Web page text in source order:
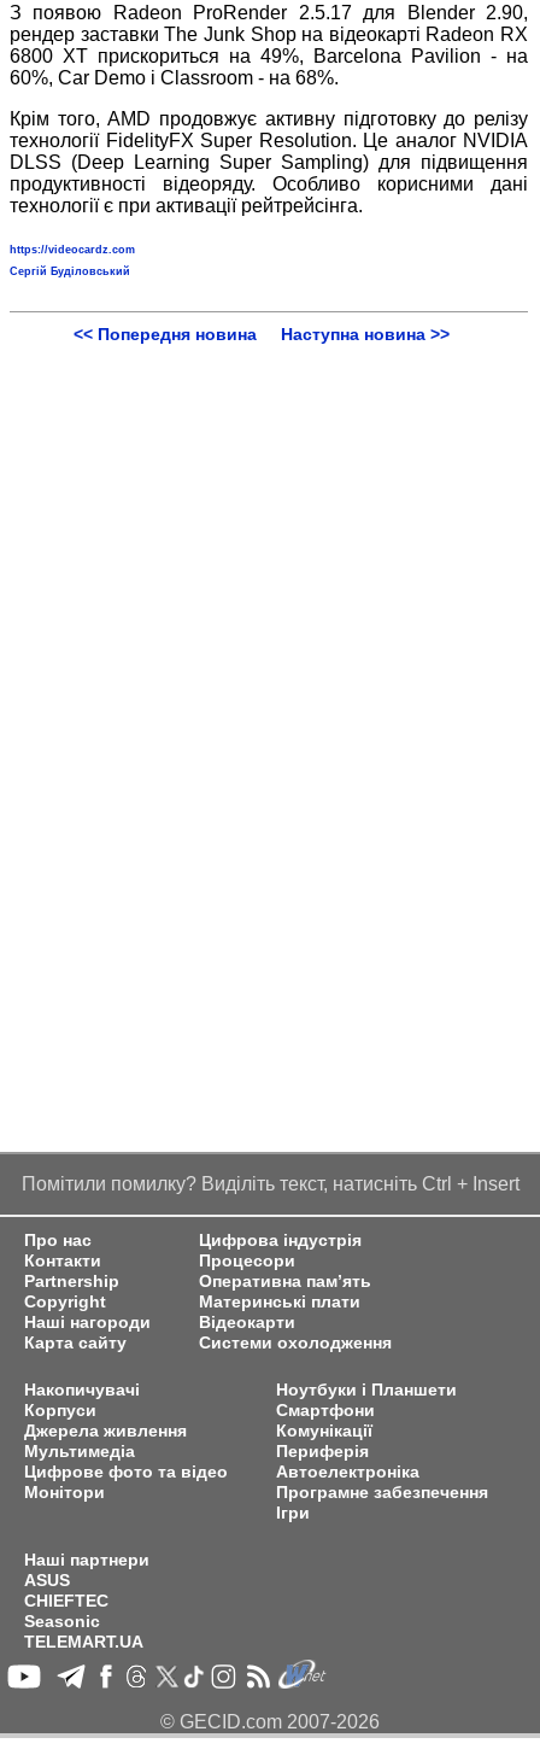
З появою Radeon ProRender 2.5.17 для Blender 2.90,
рендер заставки The Junk Shop на відеокарті Radeon RX
6800 XT прискориться на 49%, Barcelona Pavilion - на
60%, Car Demo і Classroom - на 68%.
Крім того, AMD продовжує активну підготовку до релізу
технології FidelityFX Super Resolution. Це аналог NVIDIA
DLSS (Deep Learning Super Sampling) для підвищення
продуктивності відеоряду. Особливо корисними дані
технології є при активації рейтрейсінга.
https://videocardz.com
Сергій Буділовський
<< Попередня новина Наступна новина >>
Помітили помилку? Виділіть текст, натисніть Ctrl + Insert
Про нас
Контакти
Partnership
Copyright
Наші нагороди
Карта сайту
Цифрова індустрія
Процесори
Оперативна пам’ять
Материнські плати
Відеокарти
Системи охолодження
Накопичувачі
Корпуси
Джерела живлення
Мультимедіа
Цифрове фото та відео
Монітори
Ноутбуки і Планшети
Смартфони
Комунікації
Периферія
Автоелектроніка
Програмне забезпечення
Ігри
Наші партнери
ASUS
CHIEFTEC
Seasonic
TELEMART.UA
© GECID.com 2007-2026